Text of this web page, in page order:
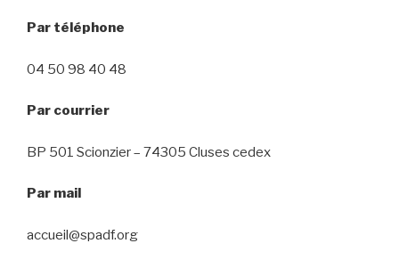
Par téléphone
04 50 98 40 48
Par courrier
BP 501 Scionzier – 74305 Cluses cedex
Par mail
accueil@spadf.org